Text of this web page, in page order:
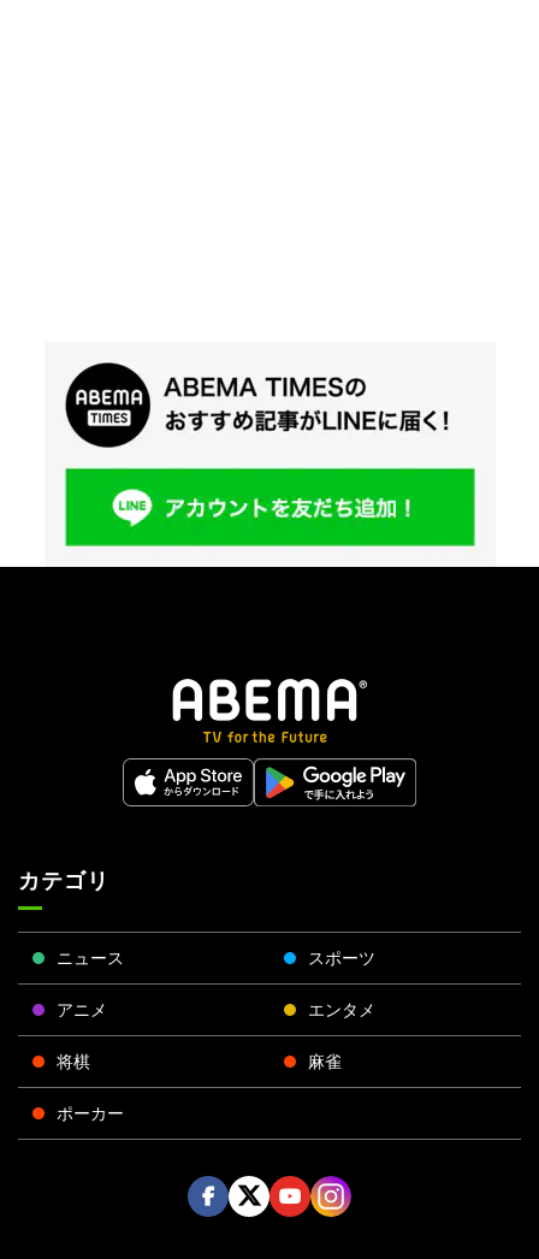
カテゴリ
ニュース スポーツ
アニメ エンタメ
将棋 麻雀
ポーカー